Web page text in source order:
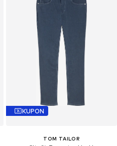
KUPON
TOM TAILOR